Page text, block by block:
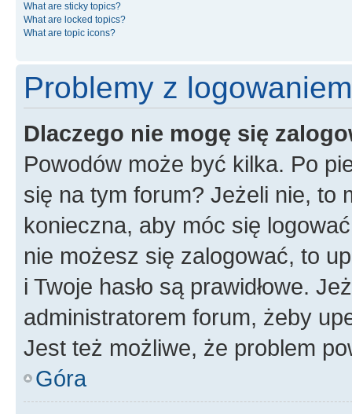
What are sticky topics?
What are locked topics?
What are topic icons?
Problemy z
Dlaczego nie mogę się
Powodów może być kilka. Po
się na tym forum? Jeżeli nie, to
konieczna, aby móc się
nie możesz się zalogować, to
i Twoje hasło są prawidłowe.
administratorem forum, żeby
Jest też możliwe, że problem
Góra